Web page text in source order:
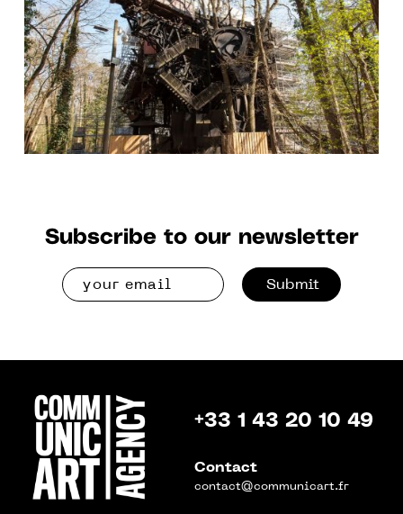
Subscribe to our newsletter
Submit
+33 1 43 20 10 49
Contact
contact@communicart.fr